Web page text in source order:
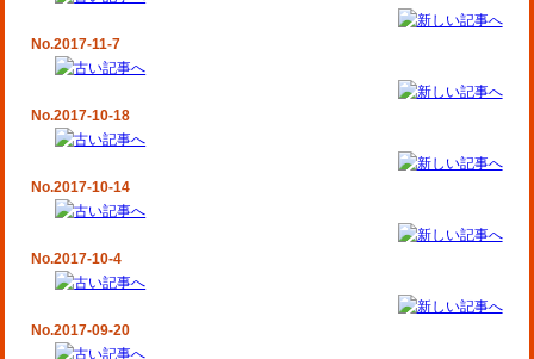
No.2017-11-7
No.2017-10-18
No.2017-10-14
No.2017-10-4
No.2017-09-20